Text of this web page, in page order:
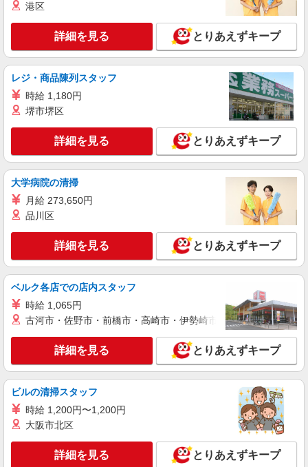
[綺麗]高級シニアマンションで生活ケア/見守り
など/高崎問屋町駅
時給1500円〜2125円 ＜日払い有/週払い有/交
通費全支給(ガソリン代含む)＞
最寄り駅：高崎問屋町
キープ 詳細を見る
派遣社員
株式会社kotrio /●TK-H-2099884
西吉井駅＊幅広い世代が活動中！サ高住のサポ
ートSTAFF
時給1500円〜2150円 ＜日払い有/週払い有/交
キープ 詳細を見る
日研トータルソーシング株式会社 メディカルケア事業部/高崎オフィ
ス
未経験・無資格OKの介護スタッフ
時給1,300円〜1,400円 ★週払いOK（規定あ
り） ※給与幅は経験・能力による
群馬県高崎市 【最寄駅】倉賀野駅 ★勤務地は
3000ヶ所以上★ 自宅から通いやすいエリアなど、
お好きな勤務地をお選び下さい！！
キープ 詳細を見る
派遣社員
株式会社kotrio /●TK-H-2099873
港区
詳細を見る とりあえずキープ
レジ・商品陳列スタッフ
時給 1,180円
堺市堺区
詳細を見る とりあえずキープ
大学病院の清掃
月給 273,650円
品川区
詳細を見る とりあえずキープ
ベルク各店での店内スタッフ
時給 1,065円
古河市・佐野市・前橋市・高崎市・伊勢崎市・太田市・館林市
詳細を見る とりあえずキープ
ビルの清掃スタッフ
時給 1,200円〜1,200円
大阪市北区
詳細を見る とりあえずキープ